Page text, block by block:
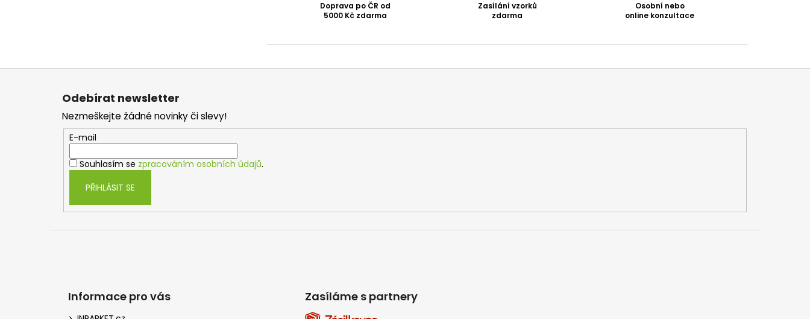
Doprava po ČR od
5000 Kč zdarma
Zasílání vzorků
zdarma
Osobní nebo
online konzultace
Odebírat newsletter
Nezmeškejte žádné novinky či slevy!
E-mail
Souhlasím se zpracováním osobních údajů.
PŘIHLÁSIT SE
Informace pro vás Zasíláme s partnery